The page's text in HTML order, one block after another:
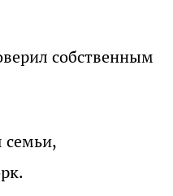
собственным
семьи,